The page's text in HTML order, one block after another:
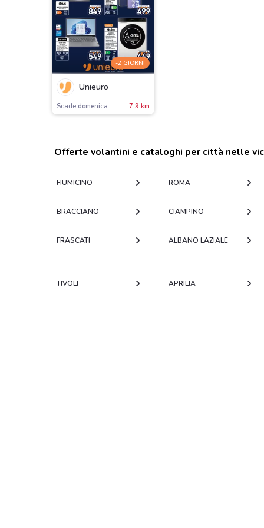
-2 GIORNI
Unieuro
Scade domenica 7.9 km
Offerte volantini e cataloghi per città nelle
FIUMICINO ROMA
BRACCIANO CIAMPINO
FRASCATI ALBANO LAZIALE
TIVOLI APRILIA